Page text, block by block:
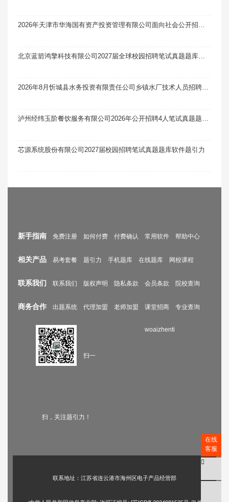
2026年天津市华海国有资产投资管理有限公司面向社会公开招聘4人笔试真题题库软件题引力
北京蓝箭鸿擎科技有限公司2027届全球校园招聘笔试真题题库软件题引力
2026年8月忻城县水务投资有限责任公司乡镇水厂技术人员招聘1人笔试真题题库软件题引力
泸州经纬玉阶餐饮服务有限公司2026年公开招聘4人笔试真题题库软件题引力
芯源系统股份有限公司2027届校园招聘笔试真题题库软件题引力
新手指南 免费注册 如何付费 付费确认 常用软件 帮助中心
相关产品 易考套餐 题引力 手机题库 在线题库 网校课程
联系我们 联系我们 版权声明 隐私条款 会员条款 院校查询
商务合作 出题系统 代理加盟 老师加盟 课堂招商 专业查询
扫一
扫，关注题引力！
woaizhenti
联系地址：江苏省连云港市海州区电子产品经营部
在线
客服